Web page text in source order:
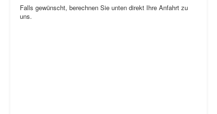
Falls gewünscht, berechnen Sie unten direkt Ihre Anfahrt zu
uns.